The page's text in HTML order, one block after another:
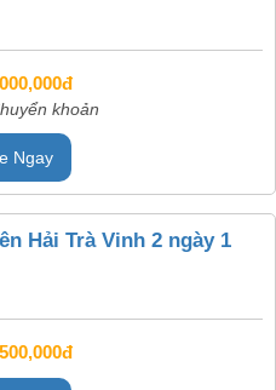
khoản
Ngay
Hải Trà Vinh 2 ngày 1